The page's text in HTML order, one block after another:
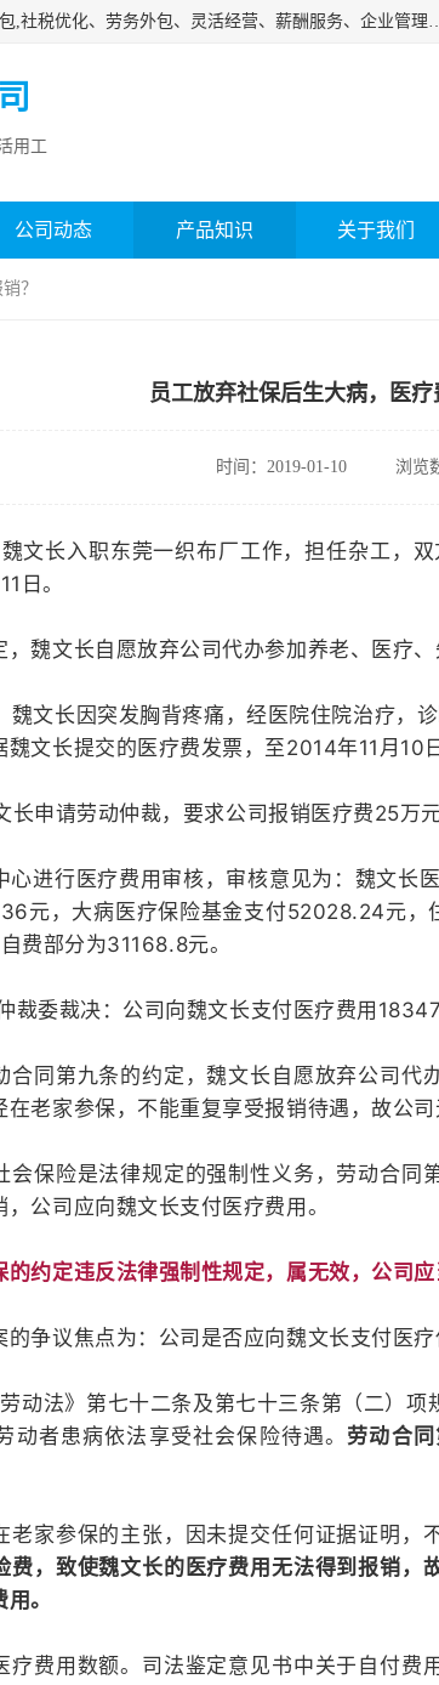
济南邦孚服务外包有限公司是专业从事灵活用工、人事代理、业务外包,社税优化、劳务外包、灵活经营、薪酬服务、企业管理咨询等的全国性的服务
用工
公司动态 产品知识 关于我们
？
员工放弃社保后生大病，医疗
时间：2019-01-10 浏览
文长入职东莞一织布厂工作，担任杂工，
日。
魏文长自愿放弃公司代办参加养老、医疗
魏文长因突发胸背疼痛，经医院住院治疗，
魏文长提交的医疗费发票，至2014年11月10
申请劳动仲裁，要求公司报销医疗费25万元
心进行医疗费用审核，审核意见为：魏文长
元，大病医疗保险基金支付52028.24元，
费部分为31168.8元。
裁委裁决：公司向魏文长支付医疗费用
合同第九条的约定，魏文长自愿放弃公司代
老家参保，不能重复享受报销待遇，故公司
会保险是法律规定的强制性义务，劳动合同
公司应向魏文长支付医疗费用。
约定违反法律强制性规定，属无效，公司应
争议焦点为：公司是否应向魏文长支付医疗
动法》第七十二条及第七十三条第（二）项
动者患病依法享受社会保险待遇。劳动合
老家参保的主张，因未提交任何证据证明，
费，致使魏文长的医疗费用无法得到报销，
。
疗费用数额。司法鉴定意见书中关于自付费